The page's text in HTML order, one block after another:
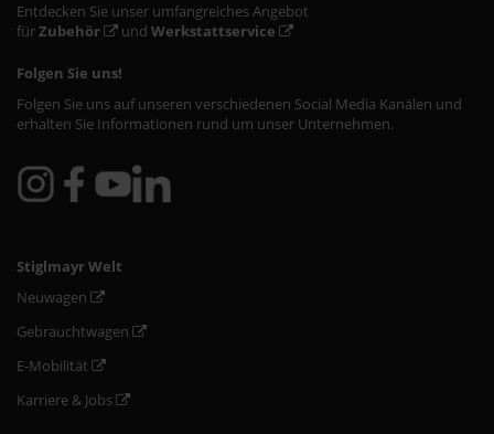
Entdecken Sie unser umfangreiches Angebot
fürZubehör und Werkstattservice
Folgen Sie uns!
Folgen Sie uns auf unseren verschiedenen Social Media Kanälen und
erhalten Sie Informationen rund um unser Unternehmen.
Stiglmayr Welt
Neuwagen
Gebrauchtwagen
E-Mobilität
Karriere & Jobs